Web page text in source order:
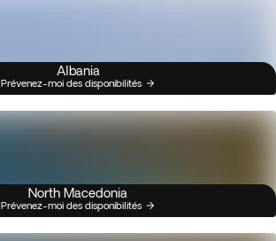
Albania
Prévenez-moi des disponibilités
North Macedonia
Prévenez-moi des disponibilités